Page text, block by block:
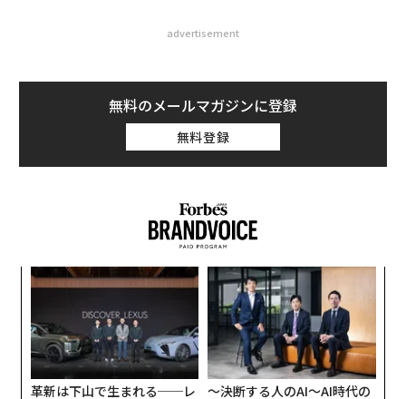
advertisement
無料のメールマガジンに登録
無料登録
革新は下山で生まれる──レ
〜決断する人のAI〜AI時代の